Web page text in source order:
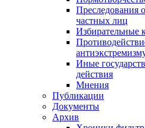
Преследования
частных лиц
Избирательные
Иные
действия
Мнения
Публикации
Документы
Архив